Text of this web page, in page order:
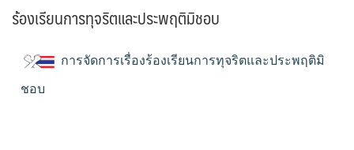
ร้องเรียนการทุจริตและประพฤติมิชอบ
การจัดการเรื่องร้องเรียนการทุจริตและประพฤติมิ
ชอบ